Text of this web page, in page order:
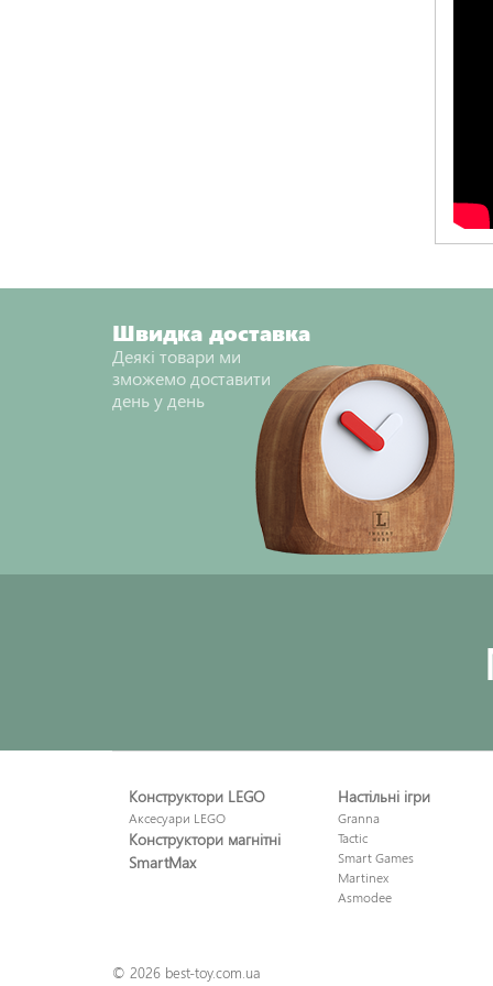
Швидка доставка
Деякі товари ми
зможемо доставити
день у день
Конструктори LEGO
Аксесуари LEGO
Конструктори магнітні
SmartMax
Настільні ігри
Granna
Tactic
Smart Games
Martinex
Asmodee
© 2026 best-toy.com.ua